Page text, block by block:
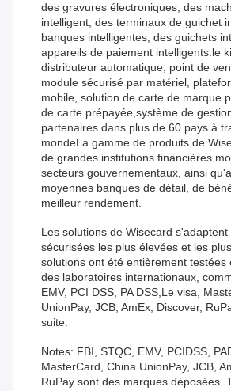
des gravures électroniques, des
intelligent, des terminaux de guichet
banques intelligentes, des guichets
appareils de paiement intelligents.le
distributeur automatique, point de
module sécurisé par matériel,
mobile, solution de carte de marque
de carte prépayée,système de
partenaires dans plus de 60 pays à
mondeLa gamme de produits de
de grandes institutions financières
secteurs gouvernementaux, ainsi
moyennes banques de détail, de
meilleur rendement.
Les solutions de Wisecard
sécurisées les plus élevées et les
solutions ont été entièrement testées
des laboratoires internationaux,
EMV, PCI DSS, PA DSS,Le visa,
UnionPay, JCB, AmEx, Discover,
suite.
Notes: FBI, STQC, EMV, PCIDSS,
MasterCard, China UnionPay, JCB,
RuPay sont des marques déposées.